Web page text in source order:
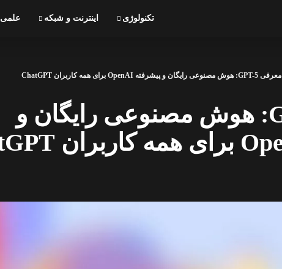
تکنولوژی اینترنت و شبکه علمی
معرفی GPT-5: هوش مصنوعی رایگان و پیشرفته OpenAI برای همه کاربران ChatGPT
معرفی GPT-5: هوش مصنوعی رایگان و